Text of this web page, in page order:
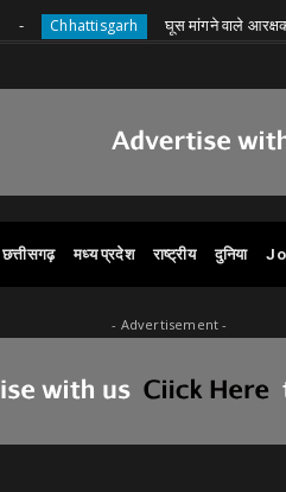
छत्तीसगढ़ मध्य प्रदेश राष्ट्रीय दुनिया
घूस मांगने वाले आरक्षक पर SSP
- Advertisement -